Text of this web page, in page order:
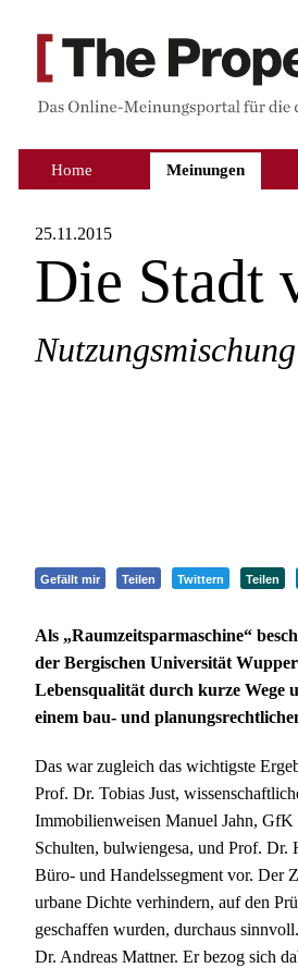
Home Meinungen
25.11.2015
Die Stadt
Gefällt mir Teilen Twittern Teilen
Als „Raumzeitsparmaschine“
der Bergischen Universität
Lebensqualität durch kurze Wege
einem bau- und
Das war zugleich das wichtigste
Prof. Dr. Tobias Just,
Immobilienweisen Manuel Jahn,
Schulten, bulwiengesa, und Prof. Dr.
Büro- und Handelssegment vor. Der
urbane Dichte verhindern, auf den
geschaffen wurden, durchaus
Dr. Andreas Mattner. Er bezog sich